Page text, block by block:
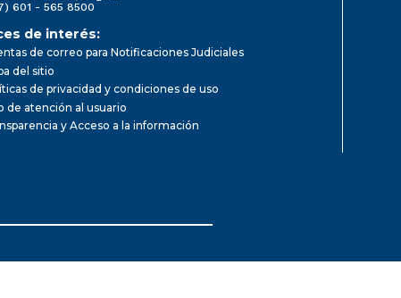
601 - 565 8500
de interés:
de correo para Notificaciones Judiciales
del sitio
de privacidad y condiciones de uso
de atención al usuario
y Acceso a la información